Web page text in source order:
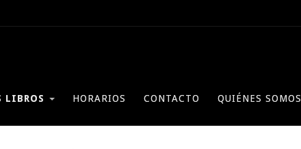
LIBROS HORARIOS CONTACTO QUIÉNES SOMOS